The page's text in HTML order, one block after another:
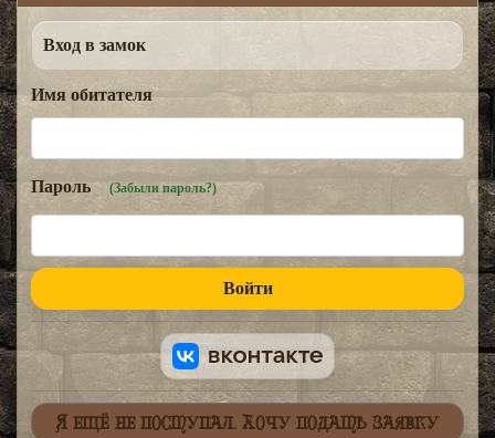
Вход в замок
Имя обитателя
Пароль (Забыли пароль?)
Я ещё не поступал. Хочу подать заявку